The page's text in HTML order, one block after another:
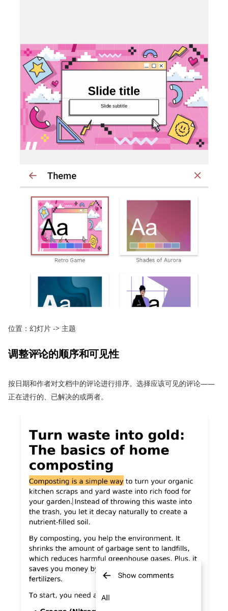
位置：幻灯片 -> 主题
调整评论的顺序和可见性
按日期和作者对文档中的评论进行排序。选择应该可见的评论——
正在进行的、已解决的或两者。